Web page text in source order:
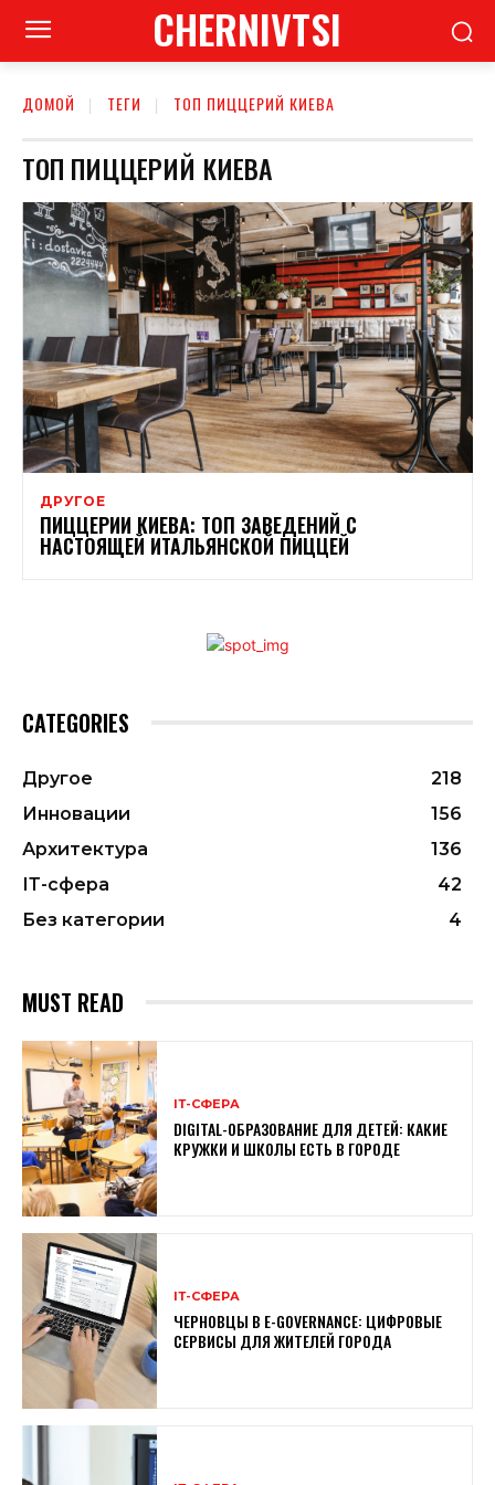
CHERNIVTSI
ДОМОЙ ТЕГИ ТОП ПИЦЦЕРИЙ КИЕВА
ТОП ПИЦЦЕРИЙ КИЕВА
ДРУГОЕ
ПИЦЦЕРИИ КИЕВА: ТОП ЗАВЕДЕНИЙ С
НАСТОЯЩЕЙ ИТАЛЬЯНСКОЙ ПИЦЦЕЙ
CATEGORIES
Другое
218
Инновации
156
Архитектура
136
ІТ-сфера
42
Без категории
4
MUST READ
ІТ-СФЕРА
DIGITAL-ОБРАЗОВАНИЕ ДЛЯ ДЕТЕЙ: КАКИЕ
КРУЖКИ И ШКОЛЫ ЕСТЬ В ГОРОДЕ
ІТ-СФЕРА
ЧЕРНОВЦЫ В E-GOVERNANCE: ЦИФРОВЫЕ
СЕРВИСЫ ДЛЯ ЖИТЕЛЕЙ ГОРОДА